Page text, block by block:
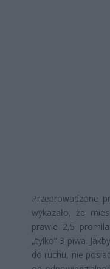
Przeprowadzone
wykazało, że
prawie 2,5
„tylko” 3 piwa.
do ruchu, nie